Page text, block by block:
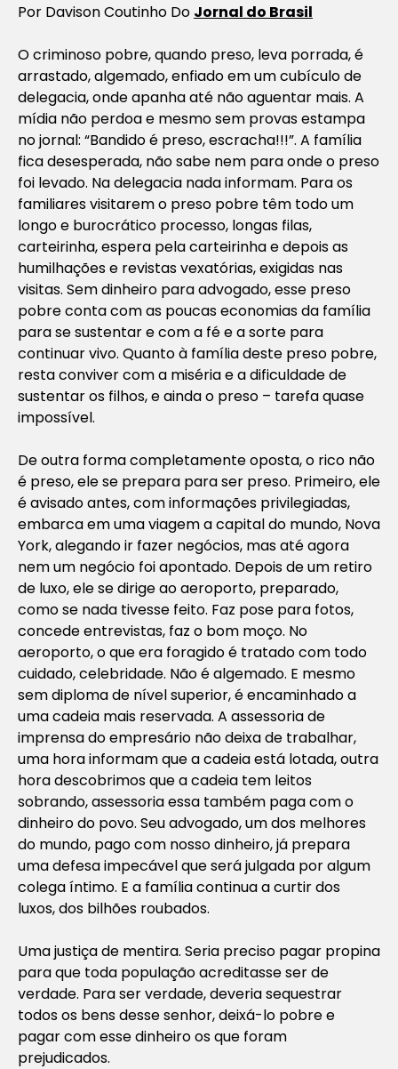
Por Davison Coutinho Do Jornal do Brasil
O criminoso pobre, quando preso, leva porrada, é
arrastado, algemado, enfiado em um cubículo de
delegacia, onde apanha até não aguentar mais. A
mídia não perdoa e mesmo sem provas estampa
no jornal: “Bandido é preso, escracha!!!”. A família
fica desesperada, não sabe nem para onde o preso
foi levado. Na delegacia nada informam. Para os
familiares visitarem o preso pobre têm todo um
longo e burocrático processo, longas filas,
carteirinha, espera pela carteirinha e depois as
humilhações e revistas vexatórias, exigidas nas
visitas. Sem dinheiro para advogado, esse preso
pobre conta com as poucas economias da família
para se sustentar e com a fé e a sorte para
continuar vivo. Quanto à família deste preso pobre,
resta conviver com a miséria e a dificuldade de
sustentar os filhos, e ainda o preso – tarefa quase
impossível.
De outra forma completamente oposta, o rico não
é preso, ele se prepara para ser preso. Primeiro, ele
é avisado antes, com informações privilegiadas,
embarca em uma viagem a capital do mundo, Nova
York, alegando ir fazer negócios, mas até agora
nem um negócio foi apontado. Depois de um retiro
de luxo, ele se dirige ao aeroporto, preparado,
como se nada tivesse feito. Faz pose para fotos,
concede entrevistas, faz o bom moço. No
aeroporto, o que era foragido é tratado com todo
cuidado, celebridade. Não é algemado. E mesmo
sem diploma de nível superior, é encaminhado a
uma cadeia mais reservada. A assessoria de
imprensa do empresário não deixa de trabalhar,
uma hora informam que a cadeia está lotada, outra
hora descobrimos que a cadeia tem leitos
sobrando, assessoria essa também paga com o
dinheiro do povo. Seu advogado, um dos melhores
do mundo, pago com nosso dinheiro, já prepara
uma defesa impecável que será julgada por algum
colega íntimo. E a família continua a curtir dos
luxos, dos bilhões roubados.
Uma justiça de mentira. Seria preciso pagar propina
para que toda população acreditasse ser de
verdade. Para ser verdade, deveria sequestrar
todos os bens desse senhor, deixá-lo pobre e
pagar com esse dinheiro os que foram
prejudicados.